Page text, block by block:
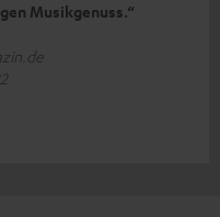
Musikgenuss.“